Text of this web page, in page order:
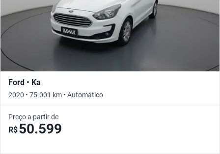
Ford • Ka
2020 • 75.001 km • Automático
Preço a partir de
R$50.599